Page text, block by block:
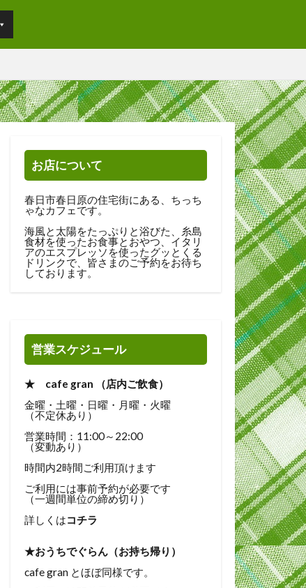
お店について
春日市春日原の住宅街にある、ちっち
ゃなカフェです。
海風と太陽をたっぷりと浴びた、糸島
食材を使ったお食事とおやつ、イタリ
アのエスプレッソを使ったグッとくる
ドリンクで、皆さまのご予約をお待ち
しております。
営業スケジュール
★ cafe gran （店内ご飲食）
金曜・土曜・日曜・月曜・火曜
（不定休あり）
営業時間：11:00～22:00
（変動あり）
時間内2時間ご利用頂けます
ご利用には事前予約が必要です
（一週間単位の締め切り）
詳しくはコチラ
★おうちでぐらん（お持ち帰り）
cafe gran とほぼ同様です。